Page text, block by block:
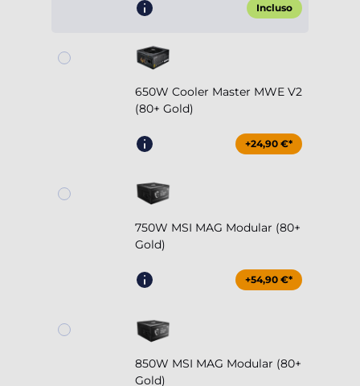
Incluso
650W Cooler Master MWE V2
(80+ Gold)
+24,90 €*
750W MSI MAG Modular (80+
Gold)
+54,90 €*
850W MSI MAG Modular (80+
Gold)